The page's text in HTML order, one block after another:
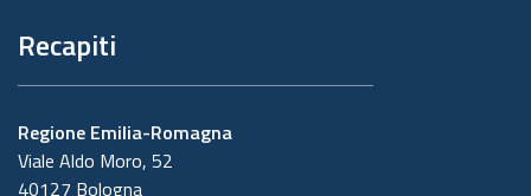
Recapiti
Regione Emilia-Romagna
Viale Aldo Moro, 52
40127 Bologna